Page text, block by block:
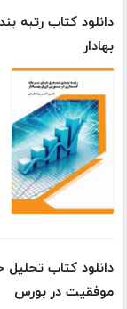
دانلود کتاب رتبه
بهادار
دانلود کتاب
موفقیت در بورس